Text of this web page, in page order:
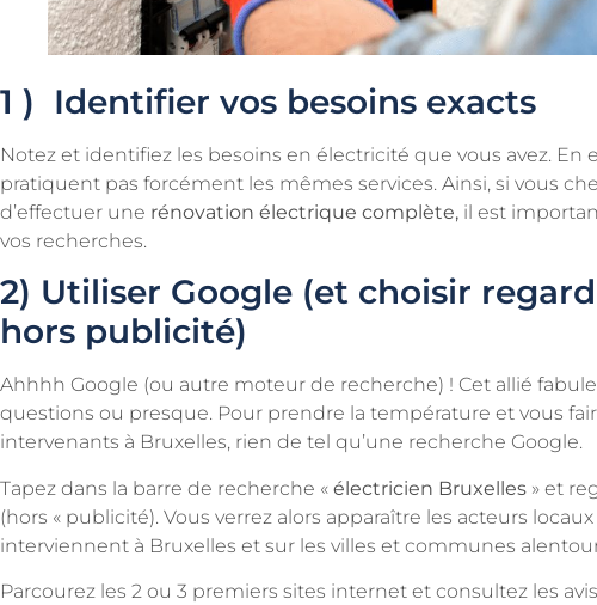
1 ) Identifier vos besoins exacts
Notez et identifiez les besoins en électricité que vous avez. En
pratiquent pas forcément les mêmes services. Ainsi, si vous
d’effectuer une rénovation électrique complète, il est
vos recherches.
2) Utiliser Google (et choisir
hors publicité)
Ahhhh Google (ou autre moteur de recherche) ! Cet allié
questions ou presque. Pour prendre la température et vous
intervenants à Bruxelles, rien de tel qu’une recherche Google.
Tapez dans la barre de recherche « électricien Bruxelles » et
(hors « publicité). Vous verrez alors apparaître les acteurs
interviennent à Bruxelles et sur les villes et communes
Parcourez les 2 ou 3 premiers sites internet et consultez les